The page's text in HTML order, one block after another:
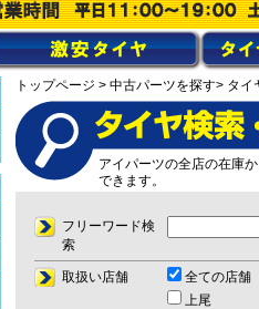
トップページ > 中古パーツを探す> タイ
アイパーツの全店の在庫
できます。
フリーワード検
索
取扱い店舗
全ての店舗
上尾